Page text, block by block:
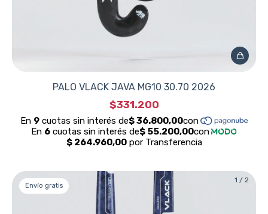
PALO VLACK JAVA MG10 30.70 2026
$331.200
1 / 2
Envío gratis